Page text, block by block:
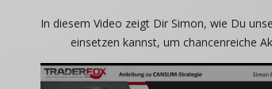
In diesem Video zeigt Dir Simon, wie Du
einsetzen kannst, um chancenreiche